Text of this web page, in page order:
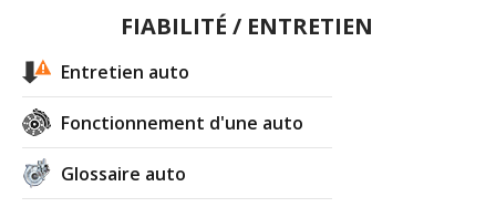
FIABILITÉ / ENTRETIEN
Entretien auto
Fonctionnement d'une auto
Glossaire auto